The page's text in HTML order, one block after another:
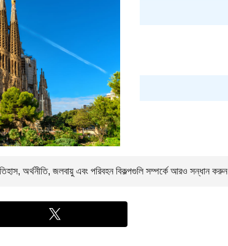
অর্থনীতি, জলবায়ু এবং পরিবহন বিকল্পগুলি সম্পর্কে আরও সন্ধান